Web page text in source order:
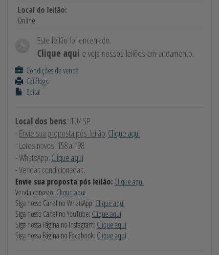
Local do leilão:
Online
Este leilão foi encerrado.
Clique aqui e veja nossos leilões em andamento.
Condições de venda
Catálogo
Edital
Local dos bens: ITU/ SP
- Envie sua proposta pós-leilão: Clique aqui
- Lotes novos: 158 a 198
- WhatsApp: Clique aqui
- Vendas condicionadas.
Envie sua proposta pós leilão: Clique aqui
Venda conosco: Clique aqui
Siga nosso Canal no WhatsApp: Clique aqui
Siga nosso Canal no YouTube: Clique aqui
Siga nossa Página no Instagram: Clique aqui
Siga nossa Página no Facebook: Clique aqui